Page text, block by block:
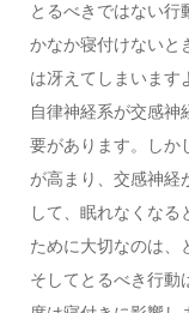
とるべきではない行
かなか寝付けないと
は冴えてしまいます
自律神経系が交感神
要があります。しか
が高まり、交感神経
して、眠れなくなる
ために大切なのは、
そしてとるべき行動